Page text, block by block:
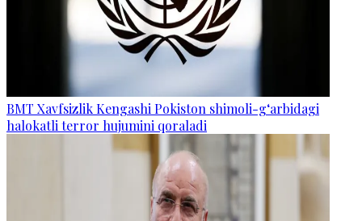
BMT Xavfsizlik Kengashi Pokiston shimoli-g‘arbidagi
halokatli terror hujumini qoraladi